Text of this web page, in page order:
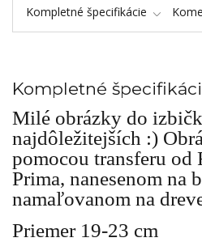
Kompletné špecifikácie
Kompletné
Milé obrázky do
najdôležitejších :)
pomocou transferu od
Prima, nanesenom na
namaľovanom na
Priemer 19-23 cm